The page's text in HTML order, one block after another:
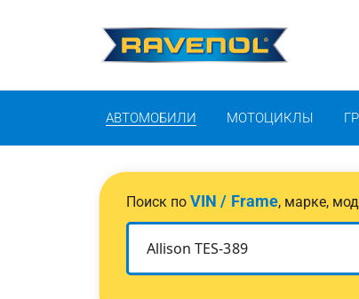
АВТОМОБИЛИ МОТОЦИКЛЫ
Поиск поVIN / Frame, марке,